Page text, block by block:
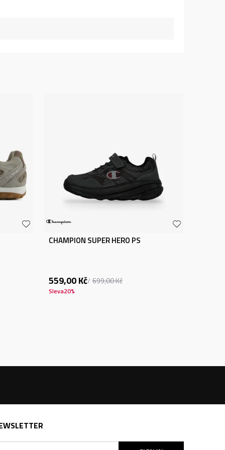
CHAMPION SUPER HERO PS
559,00Kč 699,00Kč
Sleva20%